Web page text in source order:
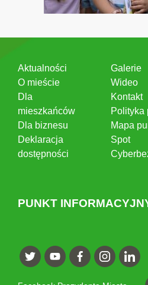
Aktualności
O mieście
Dla
mieszkańców
Dla biznesu
Deklaracja
dostępności
Galerie
Wideo
Kontakt
Polityka
Mapa
Spot
PUNKT